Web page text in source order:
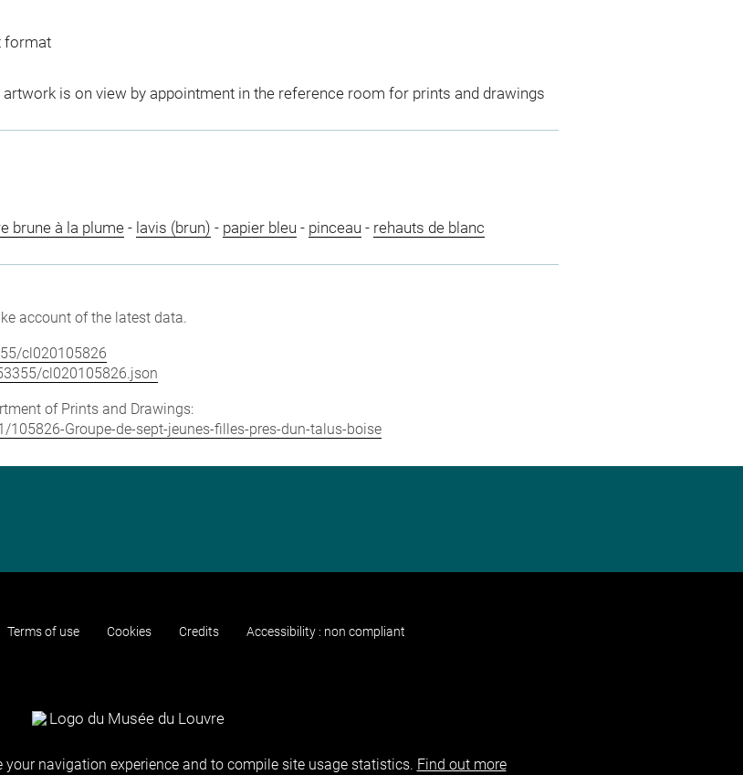
format
artwork is on view by appointment in the reference room for prints and drawings
brune à la plume- lavis (brun) - papier bleu - pinceau - rehauts de blanc
account of the latest data.
cl020105826
cl020105826.json
of Prints and Drawings:
Groupe-de-sept-jeunes-filles-pres-dun-talus-boise
Terms of use Cookies Credits Accessibility : non compliant
navigation experience and to compile site usage statistics. Find out more